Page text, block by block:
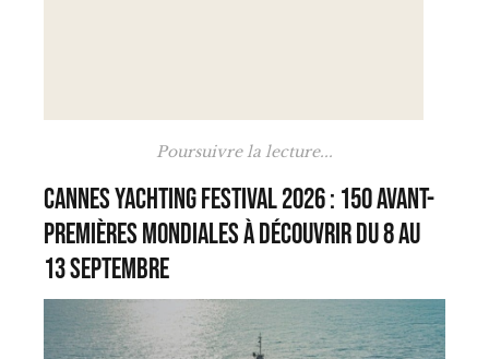
Poursuivre la lecture...
Cannes Yachting Festival 2026 : 150 avant-
premières mondiales à découvrir du 8 au
13 septembre